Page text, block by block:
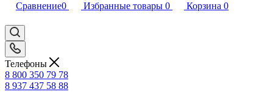
Сравнение0 Избранные товары 0 Корзина 0
Телефоны
8 800 350 79 78
8 937 437 58 88